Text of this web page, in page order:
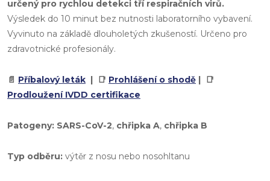
určený pro rychlou detekci tří respiračních virů.
Výsledek do 10 minut bez nutnosti laboratorního vybavení.
Vyvinuto na základě dlouholetých zkušeností. Určeno pro
zdravotnické profesionály.
📄 Příbalový leták | 📑 Prohlášení o shodě | 📑
Prodloužení IVDD certifikace
Patogeny: SARS-CoV-2, chřipka A, chřipka B
Typ odběru: výtěr z nosu nebo nosohltanu